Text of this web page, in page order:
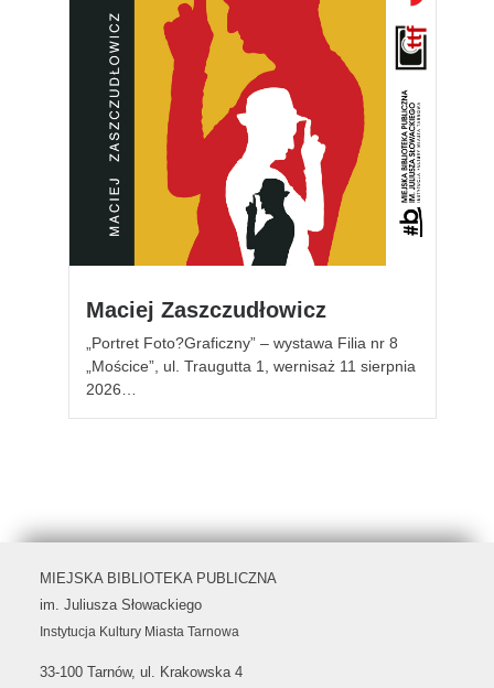
Maciej Zaszczudłowicz
„Portret Foto?Graficzny” – wystawa Filia nr 8
„Mościce”, ul. Traugutta 1, wernisaż 11 sierpnia
2026…
MIEJSKA BIBLIOTEKA PUBLICZNA
im. Juliusza Słowackiego
Instytucja Kultury Miasta Tarnowa
33-100 Tarnów, ul. Krakowska 4